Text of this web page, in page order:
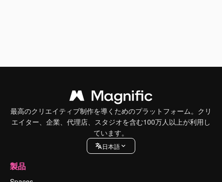
最高のクリエイティブ制作を導くためのプラットフォーム。クリ
エイター、企業、代理店、スタジオを含む100万人以上が利用し
ています。
日本語
製品